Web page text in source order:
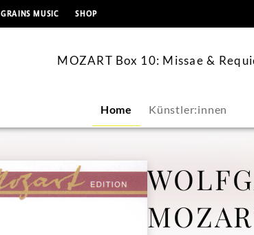
GRAINS MUSIC SHOP
MOZART Box 10: Missae &
Home Künstler:innen